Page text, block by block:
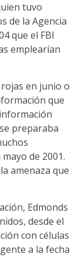
tuvo
de la Agencia
que el FBI
emplearían
en junio o
que
preparaba
de 2001.
amenaza que
Edmonds
desde el
con células
a la fecha